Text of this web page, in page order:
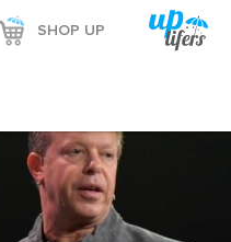
Reklamı Göster
Reklamı Gizle
SHOP UP